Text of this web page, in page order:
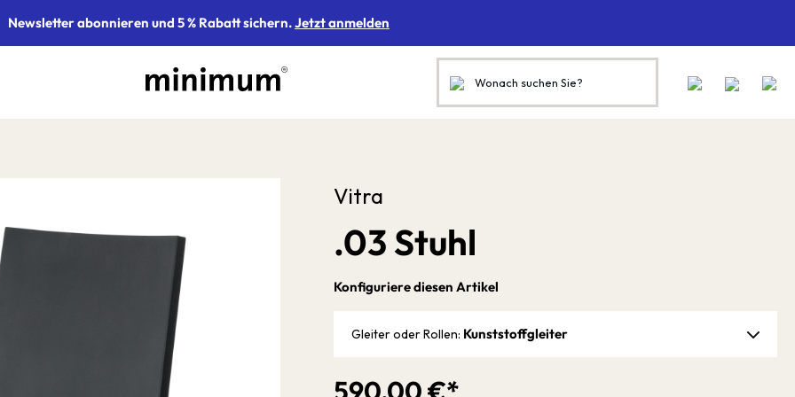
Newsletter abonnieren und 5 % Rabatt sichern.Jetzt anmelden
Vitra
.03 Stuhl
Konfiguriere diesen Artikel
Gleiter oder Rollen: Kunststoffgleiter